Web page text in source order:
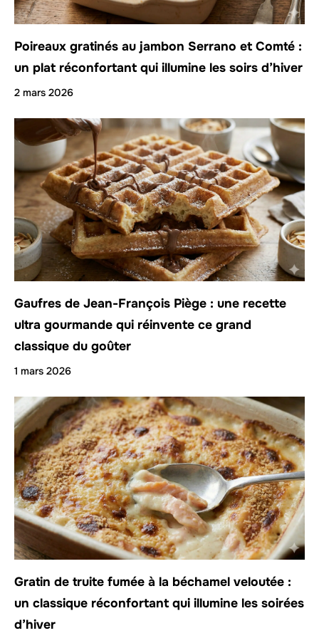
Poireaux gratinés au jambon Serrano et Comté :
un plat réconfortant qui illumine les soirs d’hiver
2 mars 2026
Gaufres de Jean-François Piège : une recette
ultra gourmande qui réinvente ce grand
classique du goûter
1 mars 2026
Gratin de truite fumée à la béchamel veloutée :
un classique réconfortant qui illumine les soirées
d’hiver